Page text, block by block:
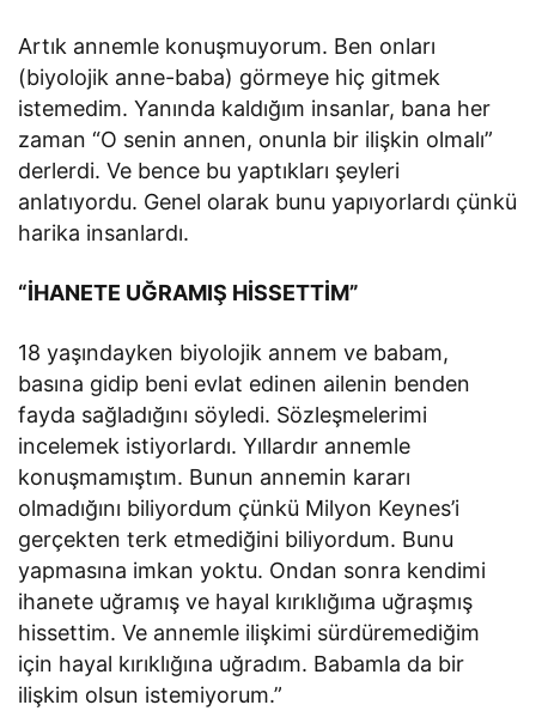
Artık annemle konuşmuyorum. Ben onları
(biyolojik anne-baba) görmeye hiç gitmek
istemedim. Yanında kaldığım insanlar, bana her
zaman “O senin annen, onunla bir ilişkin olmalı”
derlerdi. Ve bence bu yaptıkları şeyleri
anlatıyordu. Genel olarak bunu yapıyorlardı çünkü
harika insanlardı.
“İHANETE UĞRAMIŞ HİSSETTİM”
18 yaşındayken biyolojik annem ve babam,
basına gidip beni evlat edinen ailenin benden
fayda sağladığını söyledi. Sözleşmelerimi
incelemek istiyorlardı. Yıllardır annemle
konuşmamıştım. Bunun annemin kararı
olmadığını biliyordum çünkü Milyon Keynes’i
gerçekten terk etmediğini biliyordum. Bunu
yapmasına imkan yoktu. Ondan sonra kendimi
ihanete uğramış ve hayal kırıklığıma uğraşmış
hissettim. Ve annemle ilişkimi sürdüremediğim
için hayal kırıklığına uğradım. Babamla da bir
ilişkim olsun istemiyorum.”